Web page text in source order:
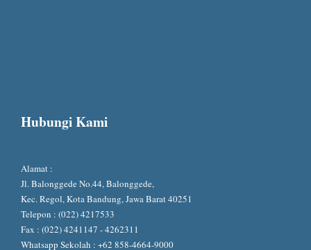
Hubungi Kami
Alamat :
Jl. Balonggede No.44, Balonggede,
Kec. Regol, Kota Bandung, Jawa Barat 40251
Telepon : (022) 4217533
Fax : (022) 4241147 - 4262311
Whatsapp Sekolah : +62 858-4664-9000